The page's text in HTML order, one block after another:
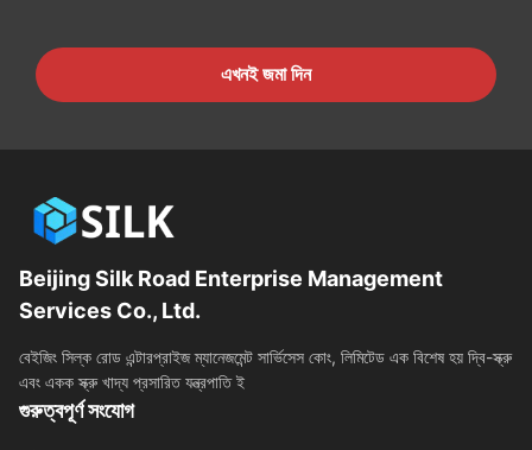
এখনই জমা দিন
Beijing Silk Road Enterprise Management
Services Co., Ltd.
বেইজিং সিল্ক রোড এন্টারপ্রাইজ ম্যানেজমেন্ট সার্ভিসেস কোং, লিমিটেড এক বিশেষ হয় দ্বি-স্ক্রু
এবং একক স্ক্রু খাদ্য প্রসারিত যন্ত্রপাতি ই
গুরুত্বপূর্ণ সংযোগ